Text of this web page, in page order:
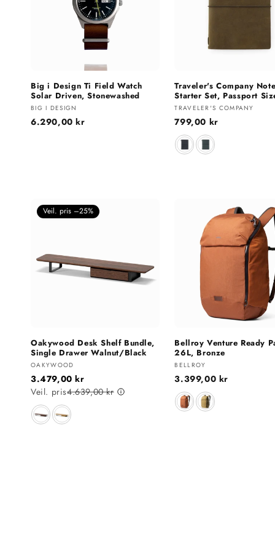
Big i Design Ti Field Watch
Solar Driven, Stonewashed
Selger:
BIG I DESIGN
Vanlig
6.290,00 kr
Traveler's Company
Starter Set, Passport
Selger:
TRAVELER'S COMPANY
Vanlig
pris
799,00 kr
Farge
Veil. pris –25%
Oakywood Desk Shelf Bundle,
Single Drawer Walnut/Black
Selger:
OAKYWOOD
3.479,00 kr
Veil. pris4.639,00 kr
Farge
Bellroy Venture Ready
26L, Bronze
Selger:
BELLROY
Vanlig
pris
3.399,00 kr
Farge